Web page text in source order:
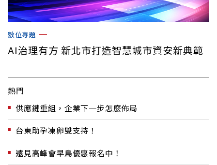
數位專題
AI治理有方 新北市打造智慧城市資安新典範
熱門
供應鏈重組，企業下一步怎麼佈局
台東助孕凍卵雙支持！
遠見高峰會早鳥優惠報名中！